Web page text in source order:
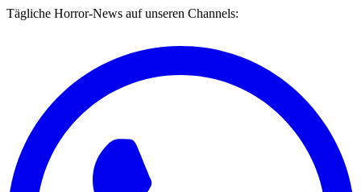
Tägliche Horror-News auf unseren Channels: